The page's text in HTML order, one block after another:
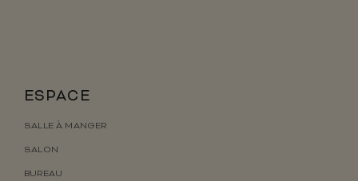
ESPACE
SALLE À MANGER
SALON
BUREAU